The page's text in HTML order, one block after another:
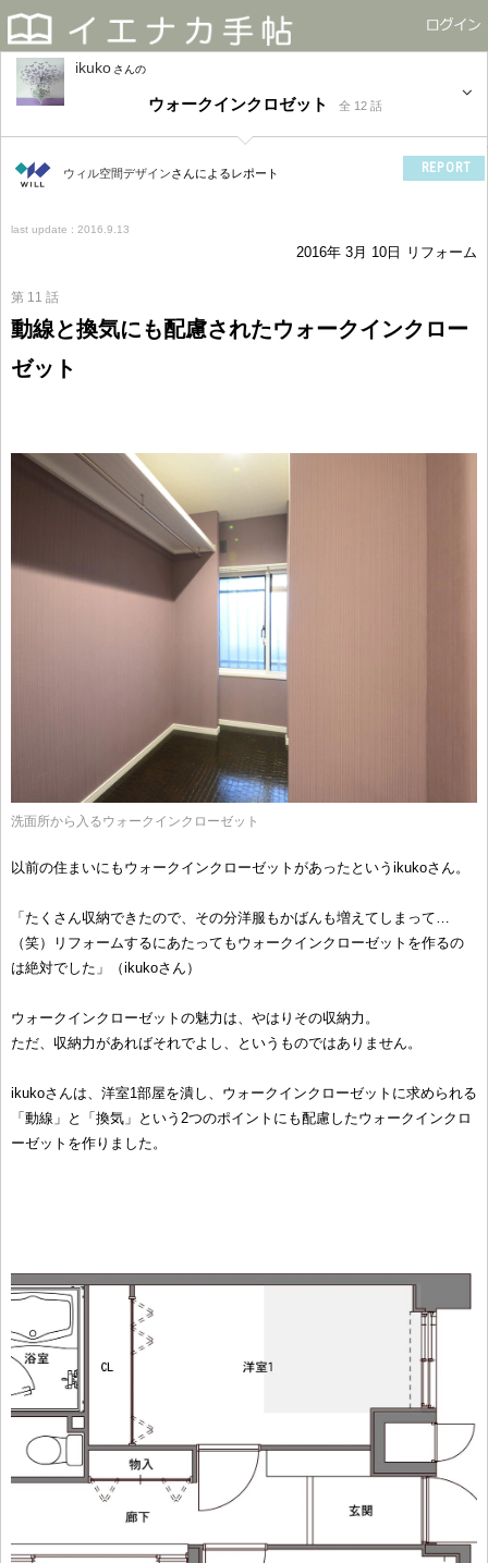
ikuko さん
ウォークインクロゼット 全 12 話
ウィル空間デザインさんによるレポート REPORT
last update : 2016.9.13
2016年 3月 10日 リフォーム
第 11 話
動線と換気にも配慮されたウォークインクロー
ゼット
洗面所から入るウォークインクローゼット
以前の住まいにもウォークインクローゼットがあったというikukoさん。
「たくさん収納できたので、その分洋服もかばんも増えてしまって…
（笑）リフォームするにあたってもウォークインクローゼットを作るの
は絶対でした」（ikukoさん）
ウォークインクローゼットの魅力は、やはりその収納力。
ただ、収納力があればそれでよし、というものではありません。
ikukoさんは、洋室1部屋を潰し、ウォークインクローゼットに求められる
「動線」と「換気」という2つのポイントにも配慮したウォークインクロ
ーゼットを作りました。